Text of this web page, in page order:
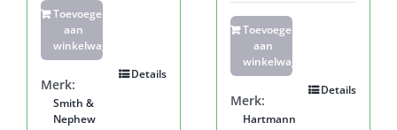
Toevoegen
aan
winkelwagen
Details
Merk:
Smith &
Nephew
Toevoegen
aan
winkelwagen
Details
Merk:
Hartmann